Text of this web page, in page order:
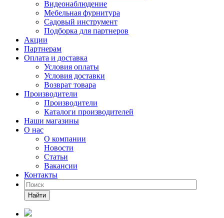
Видеонаблюдение
Мебельная фурнитура
Садовый инструмент
Подборка для партнеров
Акции
Партнерам
Оплата и доставка
Условия оплаты
Условия доставки
Возврат товара
Производители
Производители
Каталоги производителей
Наши магазины
О нас
О компании
Новости
Статьи
Вакансии
Контакты
Найти